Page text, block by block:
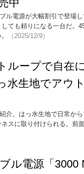
中
ル電源が大幅割引で登場
ても頼りになる一台だ。
（2025/12/9）
ループで自在
生地でアウ
介。はっ水生地で日常か
スに取り付けられる。前
ル電源「3000